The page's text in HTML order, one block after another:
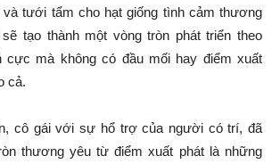
tưới tẩm cho hạt giống tình cảm thương
tạo thành một vòng tròn phát triển theo
cực mà không có đầu mối hay điểm xuất
cả.
cô gái với sự hổ trợ của người có trí, đã
thương yêu từ điểm xuất phát là những